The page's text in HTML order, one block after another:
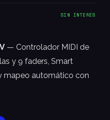
SIN INTERÉS
— Controlador MIDI de
y 9 faders, Smart
mapeo automático con